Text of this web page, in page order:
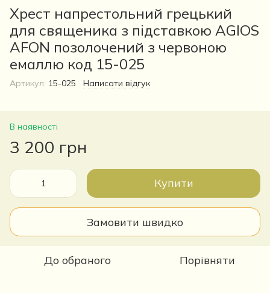
Хрест напрестольний грецький
для священика з підставкою AGIOS
AFON позолочений з червоною
емаллю код 15-025
Артикул: 15-025 Написати відгук
В наявності
3 200 грн
Купити
Замовити швидко
До обраного Порівняти